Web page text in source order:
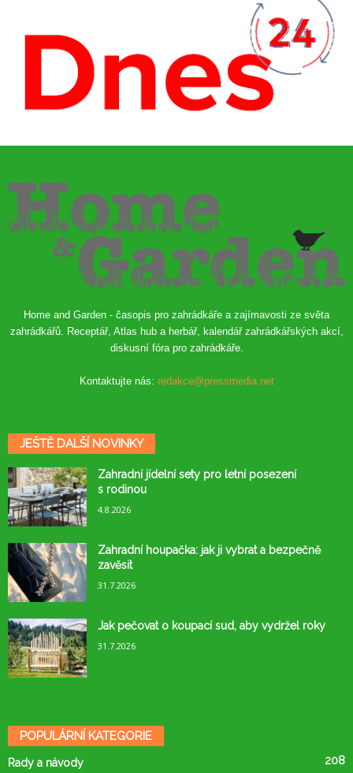
Home and Garden - časopis pro zahrádkáře a zajímavosti ze světa
zahrádkářů. Receptář, Atlas hub a herbář, kalendář zahrádkářských akcí,
diskusní fóra pro zahrádkáře.
Kontaktujte nás: redakce@pressmedia.net
JEŠTĚ DALŠÍ NOVINKY
Zahradní jídelní sety pro letní posezení
s rodinou
4.8.2026
Zahradní houpačka: jak ji vybrat a bezpečně
zavěsit
31.7.2026
Jak pečovat o koupací sud, aby vydržel roky
31.7.2026
POPULÁRNÍ KATEGORIE
Rady a návody 208